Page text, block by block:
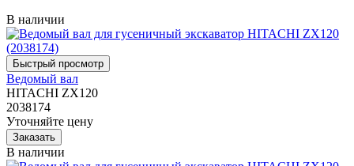
В наличии
Ведомый вал
HITACHI ZX120
2038174
Уточняйте цену
В наличии